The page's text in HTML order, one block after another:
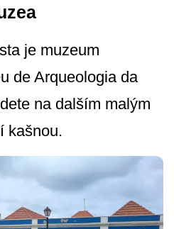
je muzeum
de Arqueologia da
na dalším malým
kašnou.